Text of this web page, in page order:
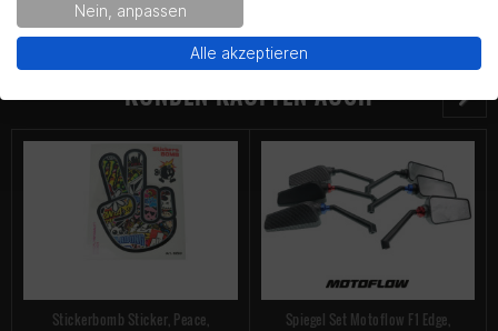
KUNDEN KAUFTEN AUCH
Stickerbomb Sticker, Peace,
Spiegel Set Motoflow F1 Edge,
No thanks.
Nein, anpassen
Alle akzeptieren